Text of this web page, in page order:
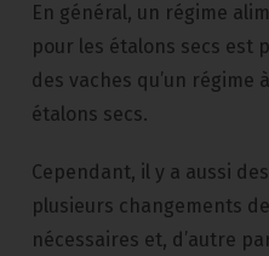
En général, un régime
pour les étalons secs est
des vaches qu’un régime
étalons secs.
Cependant, il y a aussi
plusieurs changements
nécessaires et, d’autre